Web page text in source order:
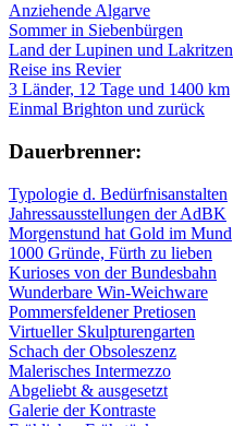
Anziehende Algarve
Sommer in Siebenbürgen
Land der Lupinen und Lakritzen
Reise ins Revier
3 Länder, 12 Tage und 1400 km
Einmal Brighton und zurück
Dau­er­bren­ner:
Typologie d. Bedürfnisanstalten
Jahressausstellungen der AdBK
Morgenstund hat Gold im Mund
1000 Gründe, Fürth zu lieben
Kurioses von der Bundesbahn
Wunderbare Win-Weichware
Pommersfeldener Pretiosen
Virtueller Skulpturengarten
Schach der Obsoleszenz
Malerisches Intermezzo
Abgeliebt & ausgesetzt
Galerie der Kontraste